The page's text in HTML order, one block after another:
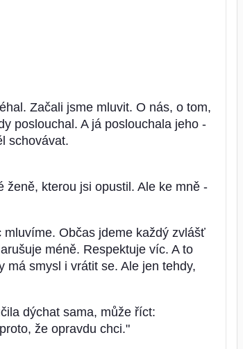
Začali jsme mluvit. O nás, o tom,
poslouchal. A já poslouchala jeho -
schovávat.
ženě, kterou jsi opustil. Ale ke mně -
Občas jdeme každý zvlášť
méně. Respektuje víc. A to
smysl i vrátit se. Ale jen tehdy,
dýchat sama, může říct:
že opravdu chci."